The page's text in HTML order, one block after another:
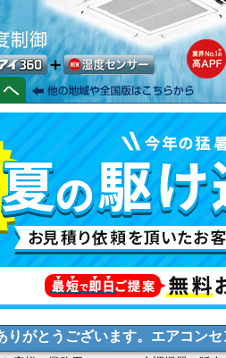
りがとうございます。エアコンセ